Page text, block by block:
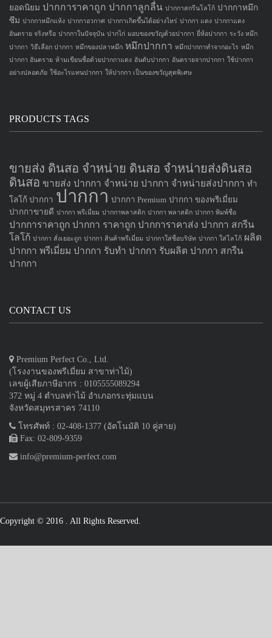
ยอดนิยม ปากการาคาถูก ปากกาลูกลื่น ปากกาสกรีนโลโก้ ปากกาหมึก
ซึม ปากกาหมึกแห้ง ปากกาอวกาศ ปากกาเกิดขึ้นได้อย่างไหร่ ปากกา แดง ปากกาแดง
อันตราย จริงหรือ ปากกาในปัจจุบัน ปากไก่ มอบของขวัญด้วยปากกา ยี่ห้อปากกา ระวัง หมึก
ปากกา วิธีเลือก ปากกา หมึกของปลาหมึก หมึกปากกา หมึกปากกาทำจากอะไร หมึก
ปากกา อันตราย ห้ามเขียนชื่อด้วยปากกาแดง อันดับปากกา อันตรายจากปากกา ใช้ปากกา
อย่างปลอดภัย ใช้อะไรแทนปากกา ให้ปากกา เป็นของขวัญสุดพิเศษ
PRODUCTS TAGS
ขายส่ง ดินสอ จำหน่าย ดินสอ จำหน่ายส่งดินสอ
ดินสอ ขายส่ง ปากกา จำหน่าย ปากกา จำหน่ายส่งปากกา ทำ
โลโก้ ปากกา ปากกา ปากกา Premium ปากกา ของพรีเมี่ยม
ปากกาขายดี ปากกา พรีเมี่ยม ปากกาพลาสติก ปากกา พลาสติก ปากกา พิมพ์ชื่อ
ปากการาคาถูก ปากกา ราคาถูก ปากการาคาส่ง ปากกา สกรีน
โลโก้ ปากกา สั่งเยอะถูก ปากกา สินค้าพรีเมี่ยม ปากกาใส่ชื่อบริษัท ปากกา ใส่โลโก้ ผลิต
ปากกา พรีเมี่ยม ปากกา รับทำ ปากกา รับผลิต ปากกา สกรีน
ปากกา
CONTACT US
Premium Perfect Co., Ltd.
(โรงงานของพรีเมี่ยม สาขาท่าไม้)
เลขผู้เสียภาษีอากร : 0105555089294
372 หมู่ 4 ตำบลท่าไม้ อำเภอกระทุ่มแบน
จังหวัดสมุทรสาคร 74110
โทรศัพท์ : 02-408-1377 (อัตโนมัติ 10 คู่สาย)
Fax: 02-809-9359
info@premium-perfect.com
Copyright © 2016 . All Rights Reserved.